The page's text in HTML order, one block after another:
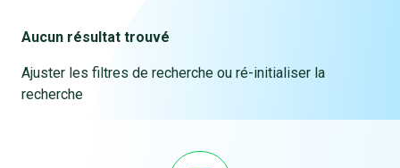
Aucun résultat trouvé
Ajuster les filtres de recherche ou ré-initialiser la
recherche